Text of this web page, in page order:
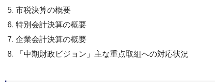
市税決算の概要
特別会計決算の概要
企業会計決算の概要
「中期財政ビジョン」主な重点取組への対応状況